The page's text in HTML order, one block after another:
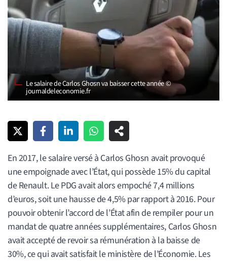
Le salaire de Carlos Ghosn va baisser cette année ©
journaldeleconomie.fr
En 2017, le salaire versé à Carlos Ghosn avait provoqué
une empoignade avec l’État, qui possède 15% du capital
de Renault. Le PDG avait alors empoché 7,4 millions
d’euros, soit une hausse de 4,5% par rapport à 2016. Pour
pouvoir obtenir l’accord de l’État afin de rempiler pour un
mandat de quatre années supplémentaires, Carlos Ghosn
avait accepté de revoir sa rémunération à la baisse de
30%, ce qui avait satisfait le ministère de l’Économie. Les